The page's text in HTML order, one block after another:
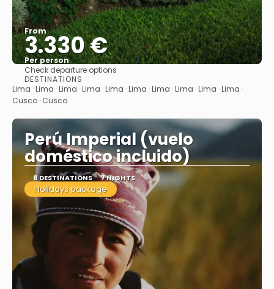
From
3.330 €
Per person
Check departure options
DESTINATIONS
Lima · Lima · Lima · Lima · Lima · Lima · Lima · Lima · Lima · Lima ·
Cusco · Cusco
Perú Imperial (vuelo
doméstico incluido)
8 DESTINATIONS 7 NIGHTS
Holidays package